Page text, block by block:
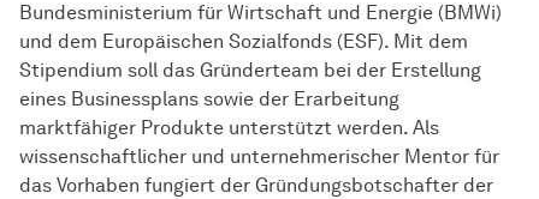
Bundesministerium für Wirtschaft und Energie (BMWi)
und dem Europäischen Sozialfonds (ESF). Mit dem
Stipendium soll das Gründerteam bei der Erstellung
eines Businessplans sowie der Erarbeitung
marktfähiger Produkte unterstützt werden. Als
wissenschaftlicher und unternehmerischer Mentor für
das Vorhaben fungiert der Gründungsbotschafter der